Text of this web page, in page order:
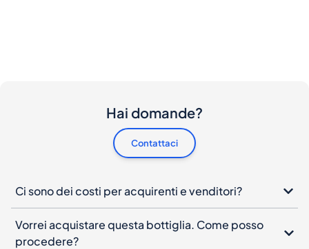
Hai domande?
Contattaci
Ci sono dei costi per acquirenti e venditori?
Vorrei acquistare questa bottiglia. Come posso
procedere?